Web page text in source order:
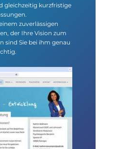
gleichzeitig kurzfristige
zuverlässigen
der Ihre Vision zum
sind Sie bei ihm genau